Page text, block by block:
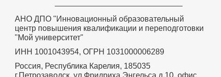
АНО ДПО "Инновационный образовательный
центр повышения квалификации и переподготовки
"Мой университет"
ИНН 1001043954, ОГРН 1031000006289
Россия, Республика Карелия, 185035
г.Петрозаводск, ул.Фридриха Энгельса д.10, офис